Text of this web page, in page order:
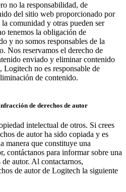
no la responsabilidad, de
del sitio web proporcionado por
comunidad y otras pueden ser
tenemos la obligación de
y no somos responsables de la
Nos reservamos el derecho de
enviado y eliminar contenido
no es responsable de
de contenido.
de derechos de autor
intelectual de otros. Si crees
de autor ha sido copiada y es
manera que constituye una
contáctanos para informar sobre una
autor. Al contactarnos,
de autor de Logitech la siguiente